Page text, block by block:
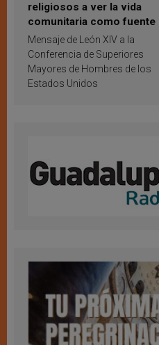
religiosos a ver la vida
comunitaria como fuente
inspiración y santificación
Mensaje de León XIV a la
Conferencia de Superiores
Mayores de Hombres de los
Estados Unidos